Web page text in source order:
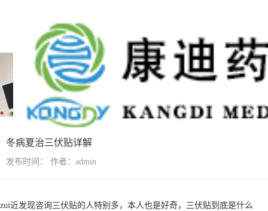
冬病夏治三伏贴详解
发布时间： 作者：admin
zui近发现咨询三伏贴的人特别多，本人也是好奇，三伏贴到底是什么